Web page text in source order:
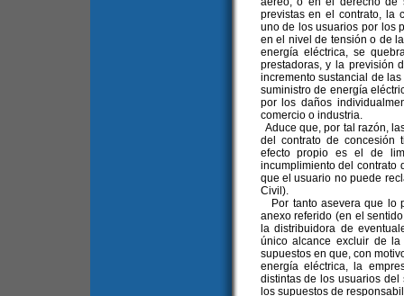
previstas en el contrato, la
uno de los usuarios por los
en el nivel de tensión o de
energía eléctrica, se
prestadoras, y la previsión
incremento sustancial de
suministro de energía
por los daños
comercio o industria.
Aduce que, por tal razón,
del contrato de concesión
efecto propio es el de
incumplimiento del contrato
que el usuario no puede
Civil).
Por tanto asevera que lo
anexo referido (en el
la distribuidora de
único alcance excluir de
supuestos en que, con
energía eléctrica, la
distintas de los usuarios del
los supuestos de